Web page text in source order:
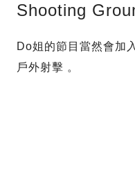
Shooting
Do姐的節目當然會加
戶外射擊 。